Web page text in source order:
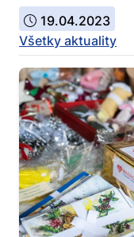
19.04.2023
Všetky aktuality